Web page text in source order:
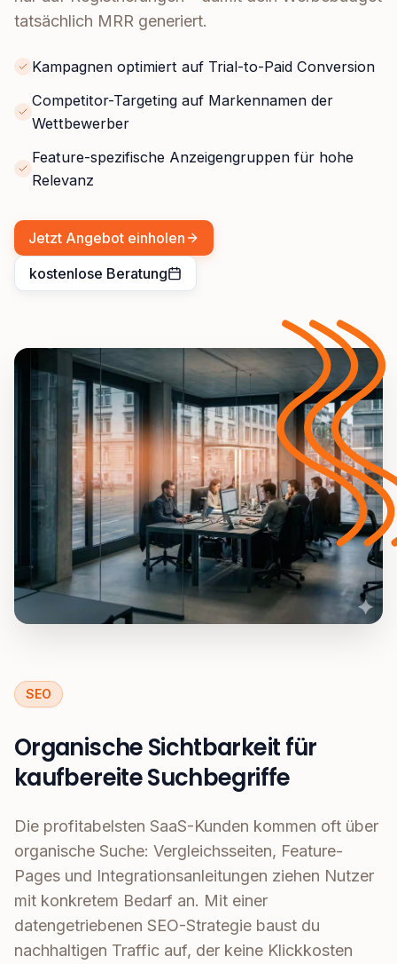
tatsächlich MRR generiert.
Kampagnen optimiert auf Trial-to-Paid Conversion
Competitor-Targeting auf Markennamen der
Wettbewerber
Feature-spezifische Anzeigengruppen für hohe
Relevanz
Jetzt Angebot einholen
kostenlose Beratung
SEO
Organische Sichtbarkeit für
kaufbereite Suchbegriffe
Die profitabelsten SaaS-Kunden kommen oft über
organische Suche: Vergleichsseiten, Feature-
Pages und Integrationsanleitungen ziehen Nutzer
mit konkretem Bedarf an. Mit einer
datengetriebenen SEO-Strategie baust du
nachhaltigen Traffic auf, der keine Klickkosten